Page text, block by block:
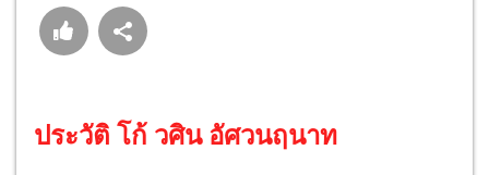
ประวัติ โก้ วศิน อัศวนฤนาท